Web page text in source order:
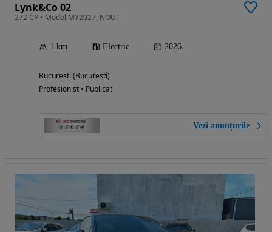
Lynk&Co 02
272 CP • Model MY2027, NOU!
1 km Electric 2026
Bucuresti (Bucuresti)
Profesionist • Publicat
Vezi anunțurile